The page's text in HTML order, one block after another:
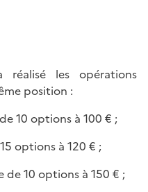
réalisé les opérations
position :
10 options à 100 € ;
options à 120 € ;
de 10 options à 150 € ;